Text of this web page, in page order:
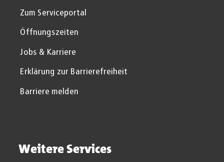
Zum Serviceportal
Öffnungszeiten
Jobs & Karriere
Erklärung zur Barrierefreiheit
Barriere melden
Weitere Services